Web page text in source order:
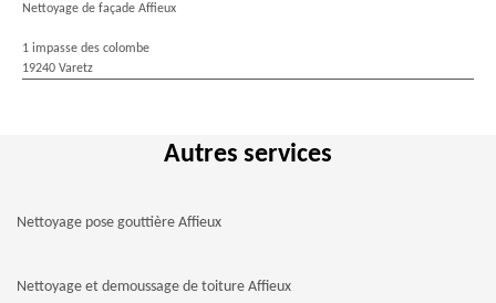
Nettoyage de façade Affieux
1 impasse des colombe
19240 Varetz
Autres services
Nettoyage pose gouttière Affieux
Nettoyage et demoussage de toiture Affieux